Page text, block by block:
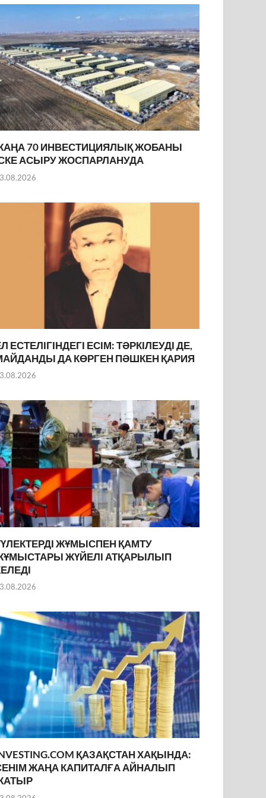
70 ИНВЕСТИЦИЯЛЫҚ ЖОБАНЫ
АСЫРУ ЖОСПАРЛАНУДА
ЕСТЕЛІГІНДЕГІ ЕСІМ: ТӘРКІЛЕУДІ ДЕ,
ДА КӨРГЕН ПӘШКЕН ҚАРИЯ
ЖҰМЫСПЕН ҚАМТУ
ЖҮЙЕЛІ АТҚАРЫЛЫП
ҚАЗАҚСТАН ХАҚЫНДА:
ЖАҢА КАПИТАЛҒА АЙНАЛЫП